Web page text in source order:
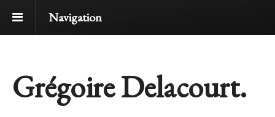
Navigation
Grégoire Delacourt.